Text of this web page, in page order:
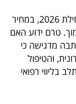
התרופה צפויה להיות זמינה בארה״ב בתחילת 2026, במחיר
נמוך. טרם ידוע האם
מדגישה כי
והטיפול
בליווי רפואי